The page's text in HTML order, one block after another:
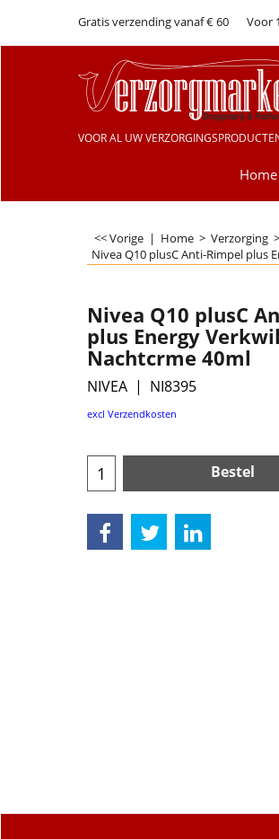
Gratis verzending vanaf € 60 Voor
VOOR AL UW
Home
<< Vorige | Home > Verzorging >
Nivea Q10 plusC Anti-Rimpel plus
Nivea Q10 plusC
plus Energy
Nachtcrme 40ml
NIVEA NI8395
€10.99
Bestel